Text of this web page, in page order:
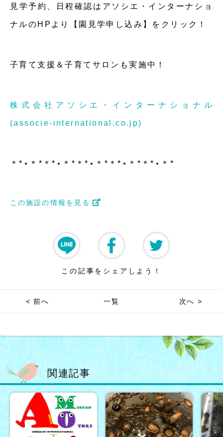
見学予約、日程確認はアソシエ・インターナショ
ナルのHPより【園見学申し込み】をクリック！
子育て支援＆子育てサロンも実施中！
株式会社アソシエ・インターナショナル
(associe-international.co.jp)
＊*⋆＊*＊*⋆＊*＊*⋆＊*＊*⋆＊*＊*⋆＊*
この施設の情報を見る
この記事をシェアしよう！
< 前へ 一覧 次へ >
関連記事